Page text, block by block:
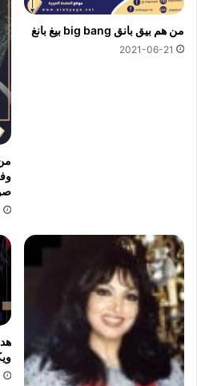
من هم بيق بانق big bang بيغ بانغ
2021-06-21